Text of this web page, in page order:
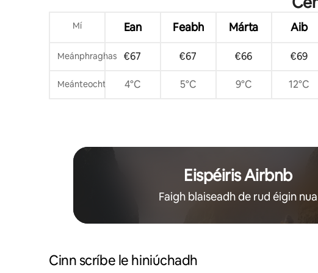
Mí Ean Feabh Márta Aib
Meánphraghas €67 €67 €66 €69
Meánteocht 4°C 5°C 9°C 12°C
Eispéiris Airbnb
Faigh blaiseadh de rud éigin nua
Cinn scríbe le hiniúchadh